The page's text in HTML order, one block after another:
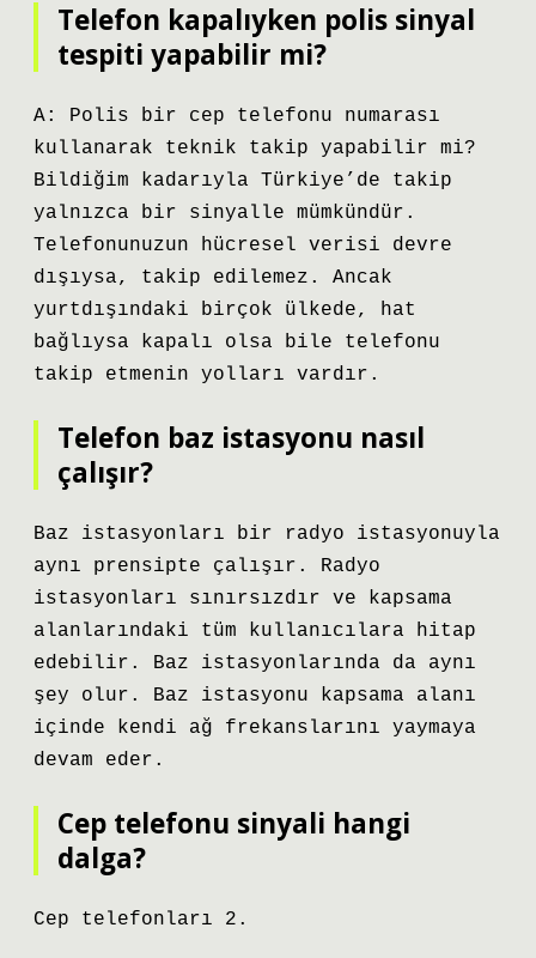
Telefon kapalıyken polis sinyal
tespiti yapabilir mi?
A: Polis bir cep telefonu numarası
kullanarak teknik takip yapabilir mi?
Bildiğim kadarıyla Türkiye’de takip
yalnızca bir sinyalle mümkündür.
Telefonunuzun hücresel verisi devre
dışıysa, takip edilemez. Ancak
yurtdışındaki birçok ülkede, hat
bağlıysa kapalı olsa bile telefonu
takip etmenin yolları vardır.
Telefon baz istasyonu nasıl
çalışır?
Baz istasyonları bir radyo istasyonuyla
aynı prensipte çalışır. Radyo
istasyonları sınırsızdır ve kapsama
alanlarındaki tüm kullanıcılara hitap
edebilir. Baz istasyonlarında da aynı
şey olur. Baz istasyonu kapsama alanı
içinde kendi ağ frekanslarını yaymaya
devam eder.
Cep telefonu sinyali hangi
dalga?
Cep telefonları 2.